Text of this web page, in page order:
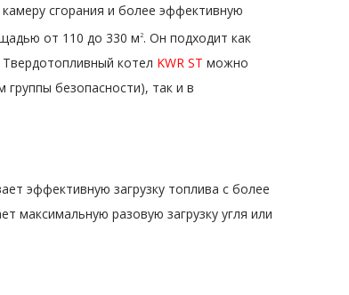
сгорания и более эффективную
от 110 до 330 м2. Он подходит как
котел KWR ST можно
группы безопасности), так и в
эффективную загрузку топлива с более
максимальную разовую загрузку угля или